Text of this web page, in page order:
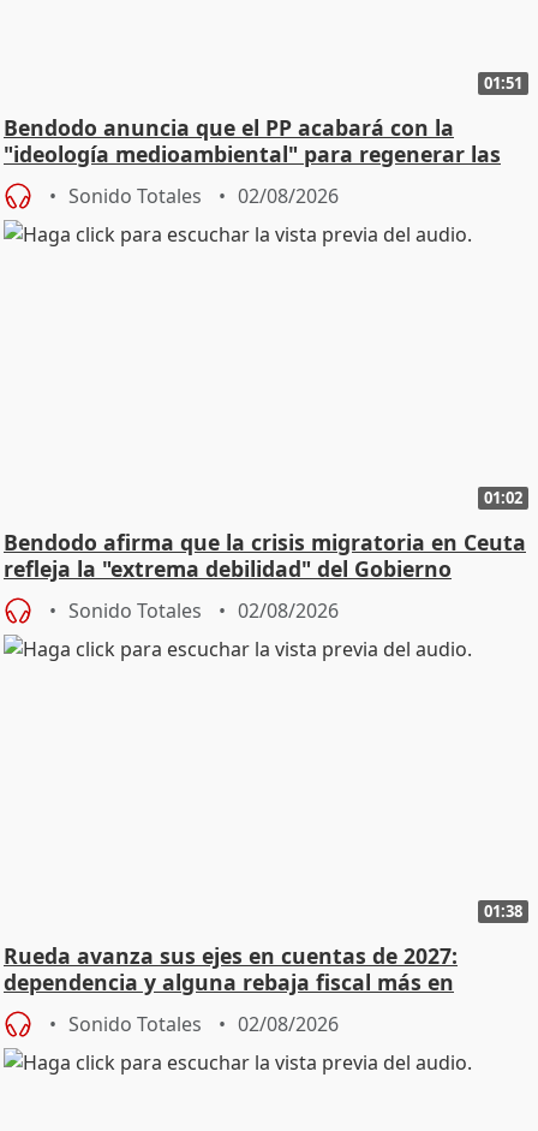
01:51
Bendodo anuncia que el PP acabará con la
"ideología medioambiental" para regenerar las
playas
Sonido Totales 02/08/2026
01:02
Bendodo afirma que la crisis migratoria en Ceuta
refleja la "extrema debilidad" del Gobierno
Sonido Totales 02/08/2026
01:38
Rueda avanza sus ejes en cuentas de 2027:
dependencia y alguna rebaja fiscal más en
vivienda
Sonido Totales 02/08/2026